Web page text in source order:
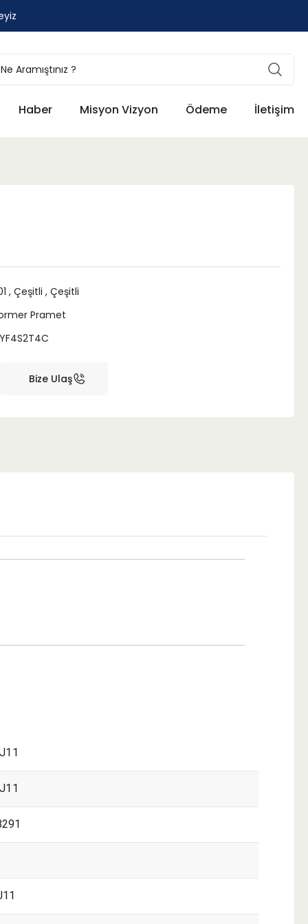
Haber Misyon Vizyon Ödeme İletişim
, Çeşitli , Çeşitli
Pramet
Bize Ulaş